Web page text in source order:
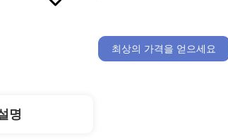
최상의 가격을 얻으세요
명